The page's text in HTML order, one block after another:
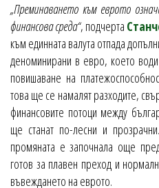
„Преминаването към еврото
финансова среда“, подчерта
към единната валута отпада
деноминирани в евро, което
повишаване на
това ще се намалят разходите,
финансовите потоци между
ще станат по-лесни и
промяната е започнала още
готов за плавен преход и
въвеждането на еврото.